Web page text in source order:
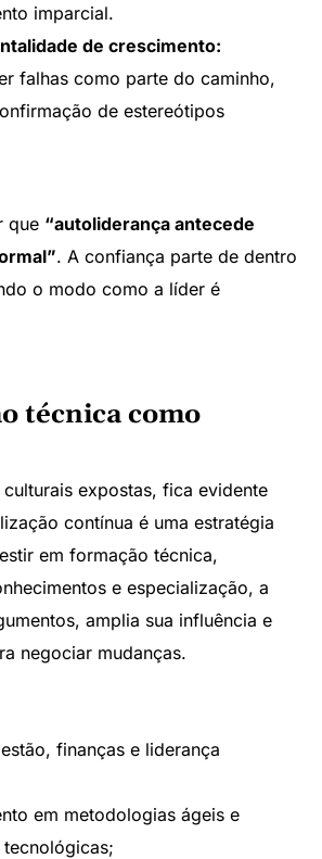
imparcial.
de crescimento:
falhas como parte do caminho,
de estereótipos
que “autoliderança antecede
. A confiança parte de dentro
o modo como a líder é
técnica como
expostas, fica evidente
contínua é uma estratégia
em formação técnica,
e especialização, a
amplia sua influência e
negociar mudanças.
finanças e liderança
em metodologias ágeis e